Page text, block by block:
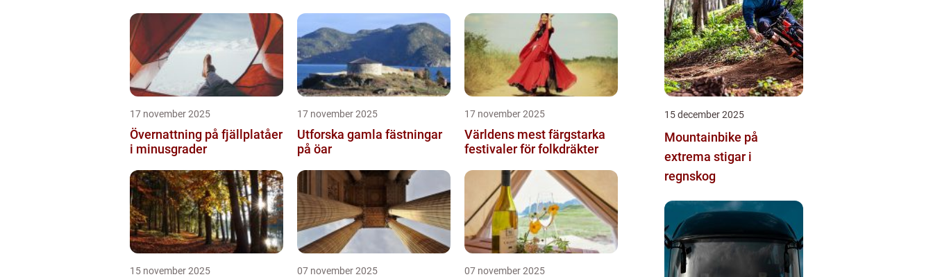
17 november 2025
Övernattning på fjällplatåer
i minusgrader
17 november 2025
Utforska gamla fästningar
på öar
17 november 2025
Världens mest färgstarka
festivaler för folkdräkter
15 november 2025 07 november 2025 07 november 2025
15 december 2025
Mountainbike på
extrema stigar i
regnskog